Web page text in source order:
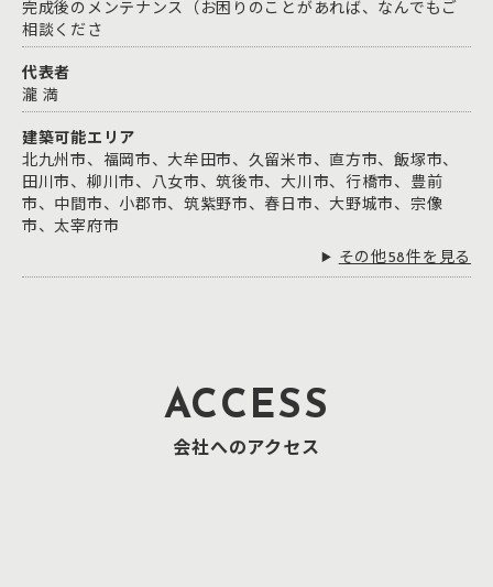
完成後のメンテナンス（お困りのことがあれば、なんでもご
相談くださ
代表者
瀧 満
建築可能エリア
北九州市、福岡市、大牟田市、久留米市、直方市、飯塚市、
田川市、柳川市、八女市、筑後市、大川市、行橋市、豊前
市、中間市、小郡市、筑紫野市、春日市、大野城市、宗像
市、太宰府市
その他58件を見る
ACCESS
会社へのアクセス